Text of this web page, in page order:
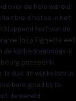
over de hele wereld.
d’hôtes in het
kloppend hart van de
In La Fignette eet
de kathedraal maak ik
passeer ik
duik de wijnkelder in
goud bij te
de wereld.